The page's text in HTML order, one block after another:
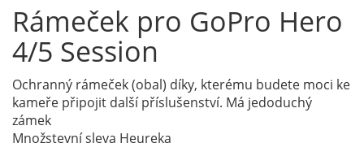
Rámeček pro GoPro Hero
4/5 Session
Ochranný rámeček (obal) díky, kterému budete moci ke
kameře připojit další příslušenství. Má jedoduchý
zámek
Množstevní sleva Heureka